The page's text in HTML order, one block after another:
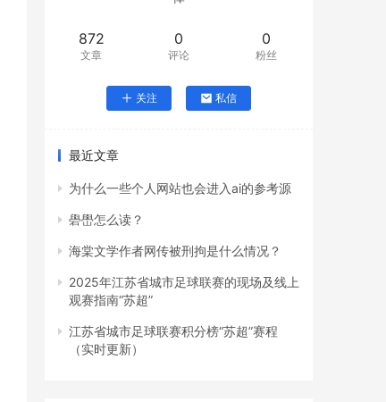
872
文章
0
评论
0
粉丝
关注 私信
最近文章
为什么一些个人网站也会进入ai的参考源
礐嶨怎么读？
海棠文学作者网传被刑拘是什么情况？
2025年江苏省城市足球联赛的现场及线上
观赛指南“苏超”
江苏省城市足球联赛积分榜“苏超”赛程
（实时更新）